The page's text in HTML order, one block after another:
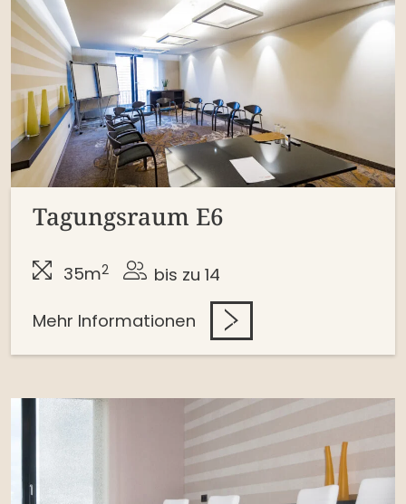
Tagungsraum E6
35m2 bis zu 14
Mehr Informationen